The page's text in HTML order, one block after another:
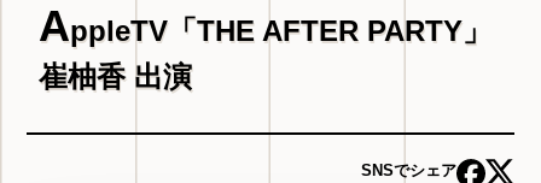
AppleTV「THE AFTER PARTY」
崔柚香 出演
SNSでシェア